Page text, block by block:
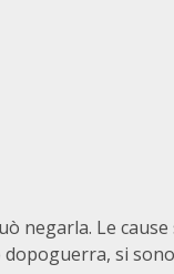
negarla. Le
si